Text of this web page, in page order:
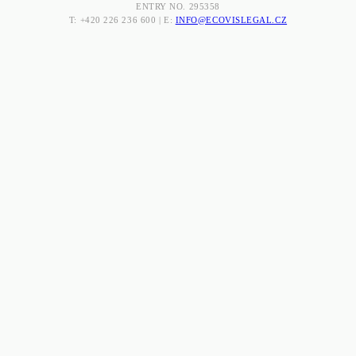
ENTRY NO. 295358
T: +420 226 236 600 | E: INFO@ECOVISLEGAL.CZ